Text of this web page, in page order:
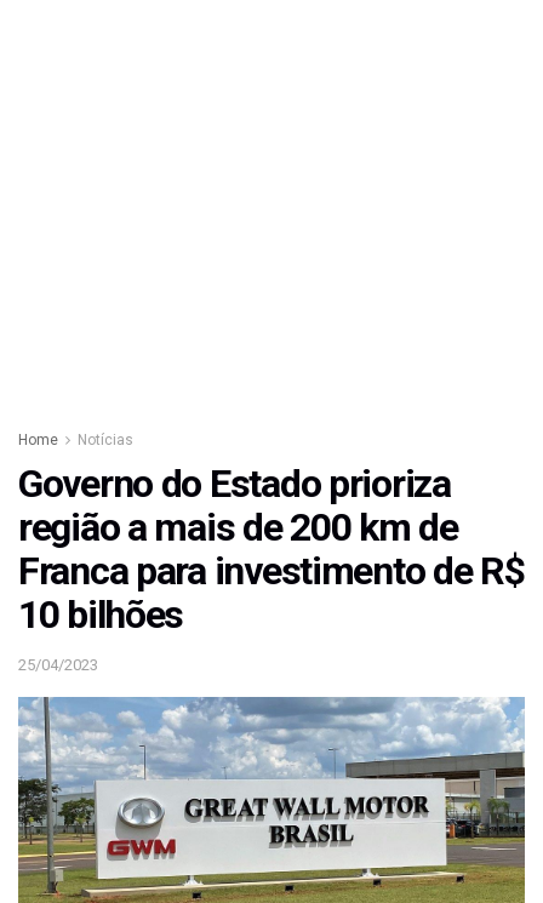
Home Notícias
Governo do Estado prioriza
região a mais de 200 km de
Franca para investimento de R$
10 bilhões
25/04/2023